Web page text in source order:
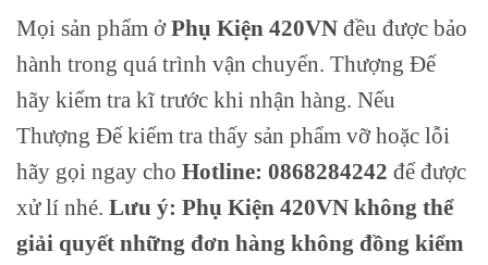
Mọi sản phẩm ởPhụ Kiện 420VN đều được bảo
hành trong quá trình vận chuyển. Thượng Đế
hãy kiểm tra kĩ trước khi nhận hàng. Nếu
Thượng Đế kiểm tra thấy sản phẩm vỡ hoặc lỗi
hãy gọi ngay cho Hotline: 0868284242 để được
xử lí nhé. Lưu ý: Phụ Kiện 420VN không thể
giải quyết những đơn hàng không đồng kiểm